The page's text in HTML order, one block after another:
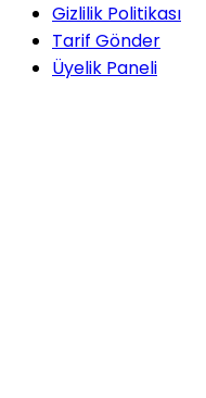
Gizlilik Politikası
Tarif Gönder
Üyelik Paneli